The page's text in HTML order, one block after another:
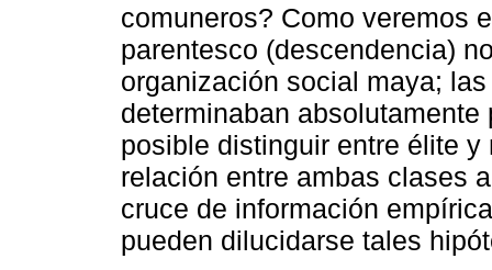
comuneros? Como veremos
parentesco (descendencia)
organización social maya;
determinaban
posible distinguir entre élite
relación entre ambas clases
cruce de información
pueden dilucidarse tales